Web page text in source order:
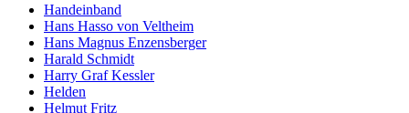
Handeinband
Hans Hasso von Veltheim
Hans Magnus Enzensberger
Harald Schmidt
Harry Graf Kessler
Helden
Helmut Fritz